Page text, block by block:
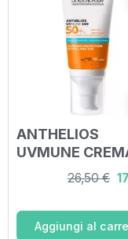
ANTHELIOS
UVMUNE
IDRATANTE
CON
26,50 €
Aggiungi al